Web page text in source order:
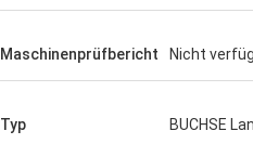
Maschinenprüfbericht Nicht
Typ BUCHSE